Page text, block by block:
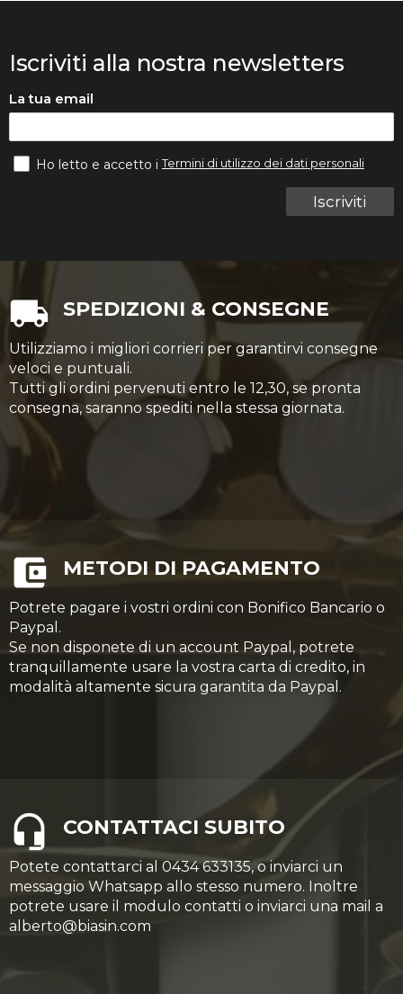
Iscriviti alla nostra newsletters
La tua email
Iscriviti
Ho letto e accetto iTermini di utilizzo dei dati personali
SPEDIZIONI & CONSEGNE
Utilizziamo i migliori corrieri per garantirvi consegne
veloci e puntuali.
Tutti gli ordini pervenuti entro le 12,30, se pronta
consegna, saranno spediti nella stessa giornata.
METODI DI PAGAMENTO
Potrete pagare i vostri ordini con Bonifico Bancario o
Paypal.
Se non disponete di un account Paypal, potrete
tranquillamente usare la vostra carta di credito, in
modalità altamente sicura garantita da Paypal.
CONTATTACI SUBITO
Potete contattarci al 0434 633135, o inviarci un
messaggio Whatsapp allo stesso numero. Inoltre
potrete usare il modulo contatti o inviarci una mail a
alberto@biasin.com